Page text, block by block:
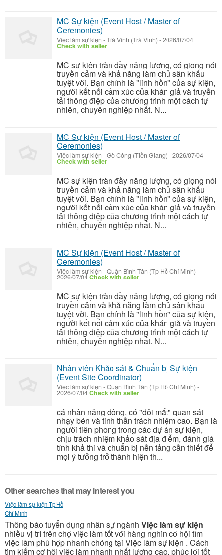
MC Sự kiện (Event Host / Master of
Ceremonies)
Việc làm sự kiện -Trà Vinh (Trà Vinh) -2026/07/04
Check with seller
MC sự kiện tràn đầy năng lượng, có giọng nói
truyền cảm và khả năng làm chủ sân khấu
tuyệt vời. Bạn chính là "linh hồn" của sự kiện,
người kết nối cảm xúc của khán giả và truyền
tải thông điệp của chương trình một cách tự
nhiên, chuyên nghiệp nhất. N...
MC Sự kiện (Event Host / Master of
Ceremonies)
Việc làm sự kiện -Gò Công (Tiền Giang) -2026/07/04
Check with seller
MC sự kiện tràn đầy năng lượng, có giọng nói
truyền cảm và khả năng làm chủ sân khấu
tuyệt vời. Bạn chính là "linh hồn" của sự kiện,
người kết nối cảm xúc của khán giả và truyền
tải thông điệp của chương trình một cách tự
nhiên, chuyên nghiệp nhất. N...
MC Sự kiện (Event Host / Master of
Ceremonies)
Việc làm sự kiện -Quận Bình Tân (Tp Hồ Chí Minh) -
2026/07/04Check with seller
MC sự kiện tràn đầy năng lượng, có giọng nói
truyền cảm và khả năng làm chủ sân khấu
tuyệt vời. Bạn chính là "linh hồn" của sự kiện,
người kết nối cảm xúc của khán giả và truyền
tải thông điệp của chương trình một cách tự
nhiên, chuyên nghiệp nhất. N...
Nhân viên Khảo sát & Chuẩn bị Sự kiện
(Event Site Coordinator)
Việc làm sự kiện -Quận Bình Tân (Tp Hồ Chí Minh) -
2026/07/04Check with seller
cá nhân năng động, có "đôi mắt" quan sát
nhạy bén và tinh thần trách nhiệm cao. Bạn là
người tiên phong trong các dự án sự kiện,
chịu trách nhiệm khảo sát địa điểm, đánh giá
tính khả thi và chuẩn bị nền tảng cần thiết để
mọi ý tưởng trở thành hiện th...
Other searches that may interest you
Việc làm sự kiện Tp Hồ
Chí Minh
Thông báo tuyển dụng nhân sự ngành Việc làm sự kiện
nhiều vị trí trên chợ việc làm tốt với hàng nghìn cơ hội tìm
việc làm phù hợp nhanh chóng tại Việc làm sự kiện . Cách
tìm kiếm cơ hôi việc làm nhanh nhất lương cao, phúc lợi tốt